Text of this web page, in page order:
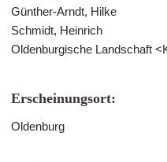
Günther-Arndt, Hilke
Schmidt, Heinrich
Oldenburgische Landschaft
Erscheinungsort:
Oldenburg